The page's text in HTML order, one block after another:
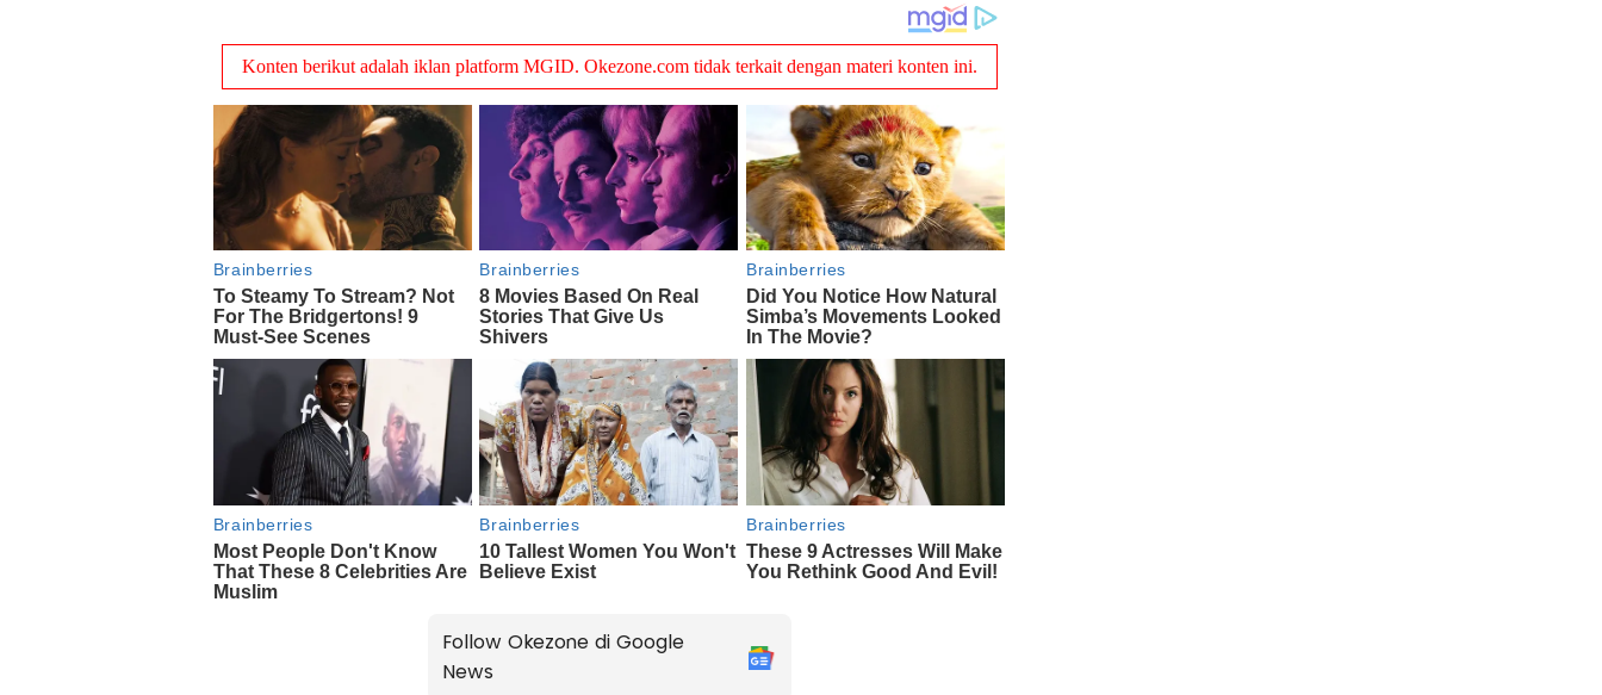
Follow Okezone di Google
News